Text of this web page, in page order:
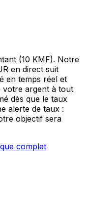
(10 KMF). Notre
en direct suit
en temps réel et
votre argent à tout
dès que le taux
alerte de taux :
objectif sera
complet